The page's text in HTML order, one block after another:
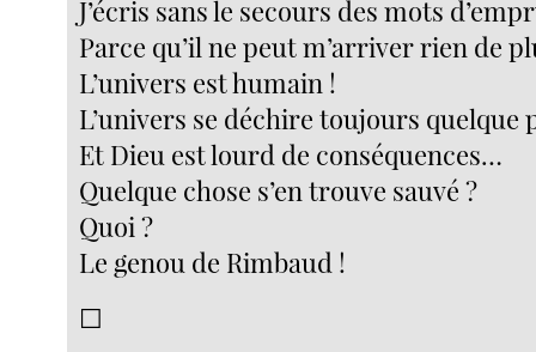
J’écris sans le secours des mots
Parce qu’il ne peut m’arriver rien de
L’univers est humain !
L’univers se déchire toujours quelque
Et Dieu est lourd de conséquences…
Quelque chose s’en trouve sauvé ?
Quoi ?
Le genou de Rimbaud !
☐